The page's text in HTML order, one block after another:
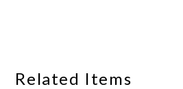
Related Items